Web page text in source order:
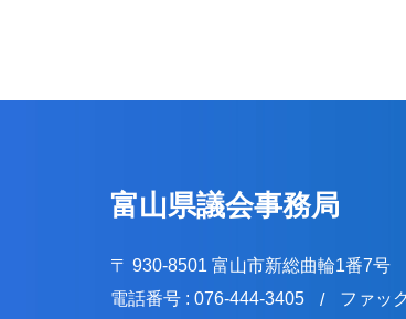
富山県議会事務局
〒 930-8501 富山市新総曲輪1番7号
電話番号 : 076-444-3405
/ ファッ